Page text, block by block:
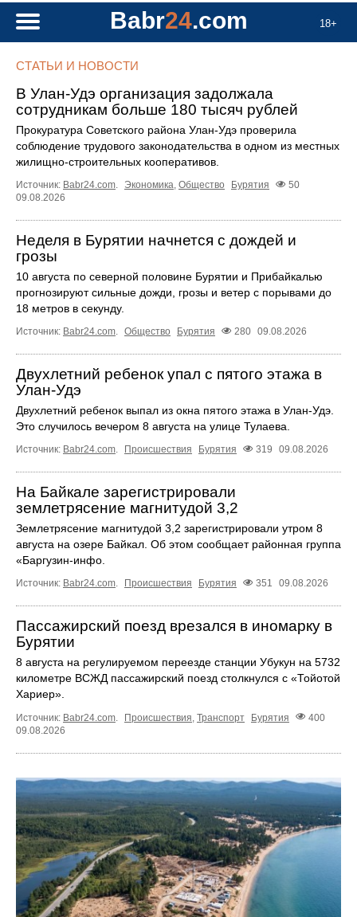
18+
Babr24.com
СТАТЬИ И НОВОСТИ
В Улан-Удэ организация задолжала
сотрудникам больше 180 тысяч рублей
Прокуратура Советского района Улан-Удэ проверила
соблюдение трудового законодательства в одном из местных
жилищно-строительных кооперативов.
Источник: Babr24.com. Экономика, Общество Бурятия
50
09.08.2026
Неделя в Бурятии начнется с дождей и
грозы
10 августа по северной половине Бурятии и Прибайкалью
прогнозируют сильные дожди, грозы и ветер с порывами до
18 метров в секунду.
Источник: Babr24.com. Общество Бурятия 280 09.08.2026
Двухлетний ребенок упал с пятого этажа в
Улан-Удэ
Двухлетний ребенок выпал из окна пятого этажа в Улан-Удэ.
Это случилось вечером 8 августа на улице Тулаева.
Источник: Babr24.com. Происшествия Бурятия 319 09.08.2026
На Байкале зарегистрировали
землетрясение магнитудой 3,2
Землетрясение магнитудой 3,2 зарегистрировали утром 8
августа на озере Байкал. Об этом сообщает районная группа
«Бapгyзин-инфo.
Источник: Babr24.com. Происшествия Бурятия 351 09.08.2026
Пассажирский поезд врезался в иномарку в
Бурятии
8 августа на регулируемом переезде станции Убукун на 5732
километре ВСЖД пассажирский поезд столкнулся с «Тойотой
Хариер».
Источник: Babr24.com Происшествия Транспорт Бурятия
400
09.08.2026